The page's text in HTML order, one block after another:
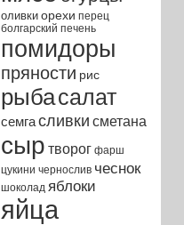
оливки орехи перец
болгарский печень
помидоры
пряности рис
рыбасалат
семгасливки сметана
сыр творог фарш
цукини чернослив чеснок
шоколад яблоки
яйца